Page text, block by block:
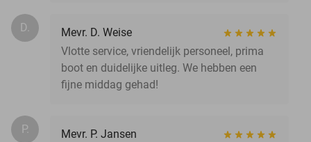
D.
Mevr. D. Weise
Vlotte service, vriendelijk personeel, prima
boot en duidelijke uitleg. We hebben een
fijne middag gehad!
P.
Mevr. P. Jansen